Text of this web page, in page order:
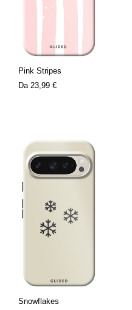
Pink Stripes
Da 23,99 €
Snowflakes